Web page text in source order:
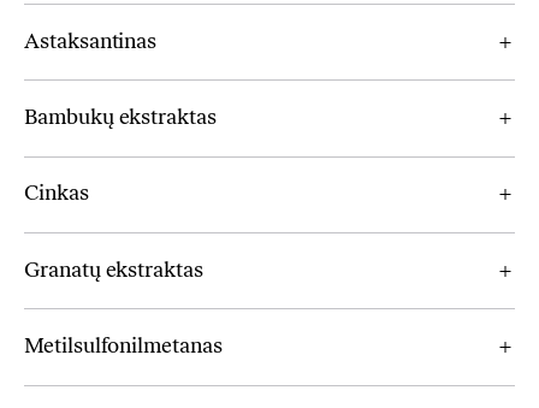
Astaksantinas
Bambukų ekstraktas
Cinkas
Granatų ekstraktas
Metilsulfonilmetanas